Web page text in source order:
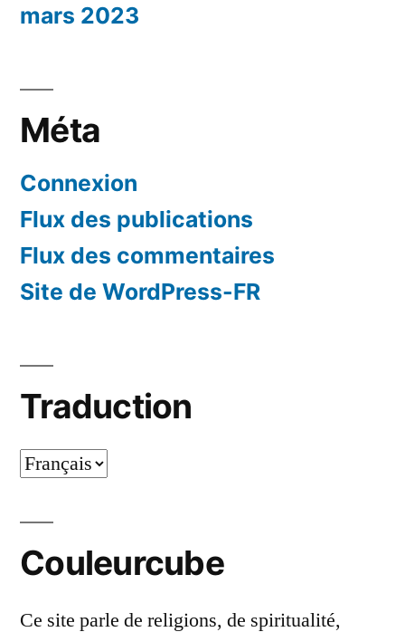
mars 2023
Méta
Connexion
Flux des publications
Flux des commentaires
Site de WordPress-FR
Traduction
Traduction
Couleurcube
Ce site parle de religions, de spiritualité,